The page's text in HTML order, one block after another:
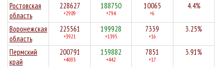
Ростовская
область
228627
+2989
188750
+794
10065
+6
4.4%
Воронежская
область
225561
+3921
199928
+1395
7339
+16
3.25%
Пермский
край
200791
+4003
159882
+442
7851
+17
3.91%